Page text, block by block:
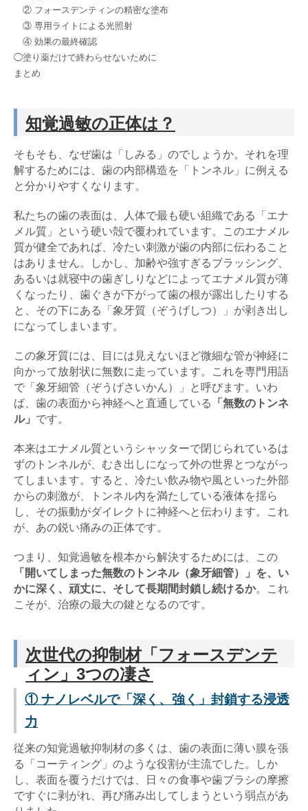
② フォースデンティンの精密な塗布
③ 専用ライトによる光照射
④ 効果の最終確認
◯塗り薬だけで終わらせないために
まとめ
知覚過敏の正体は？
そもそも、なぜ歯は「しみる」のでしょうか。それを理
解するためには、歯の内部構造を「トンネル」に例える
と分かりやすくなります。
私たちの歯の表面は、人体で最も硬い組織である「エナ
メル質」という硬い殻で覆われています。このエナメル
質が健全であれば、冷たい刺激が歯の内部に伝わること
はありません。しかし、加齢や強すぎるブラッシング、
あるいは就寝中の歯ぎしりなどによってエナメル質が薄
くなったり、歯ぐきが下がって歯の根が露出したりする
と、その下にある「象牙質（ぞうげしつ）」が剥き出し
になってしまいます。
この象牙質には、目には見えないほど微細な管が神経に
向かって放射状に無数に走っています。これを専門用語
で「象牙細管（ぞうげさいかん）」と呼びます。いわ
ば、歯の表面から神経へと直通している
「無数のトンネ
ル」 です。
本来はエナメル質というシャッターで閉じられているは
ずのトンネルが、むき出しになって外の世界とつながっ
てしまいます。すると、冷たい飲み物や風といった外部
からの刺激が、トンネル内を満たしている液体を揺ら
し、その振動がダイレクトに神経へと伝わります。これ
が、あの鋭い痛みの正体です。
つまり、知覚過敏を根本から解決するためには、この
「開いてしまった無数のトンネル（象牙細管）」を、い
かに深く、頑丈に、そして長期間封鎖し続けるか。これ
こそが、治療の最大の鍵となるのです。
次世代の抑制材「フォースデンテ
ィン」3つの凄さ
① ナノレベルで「深く、強く」封鎖する浸透
力
従来の知覚過敏抑制材の多くは、歯の表面に薄い膜を張
る「コーティング」のような役割が主流でした。しか
し、表面を覆うだけでは、日々の食事や歯ブラシの摩擦
ですぐに剥がれ、再び痛み出してしまうという弱点があ